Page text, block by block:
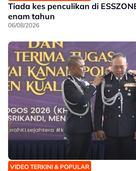
Tiada kes penculikan di
enam tahun
06/08/2026
VIDEO TERKINI & POPULAR